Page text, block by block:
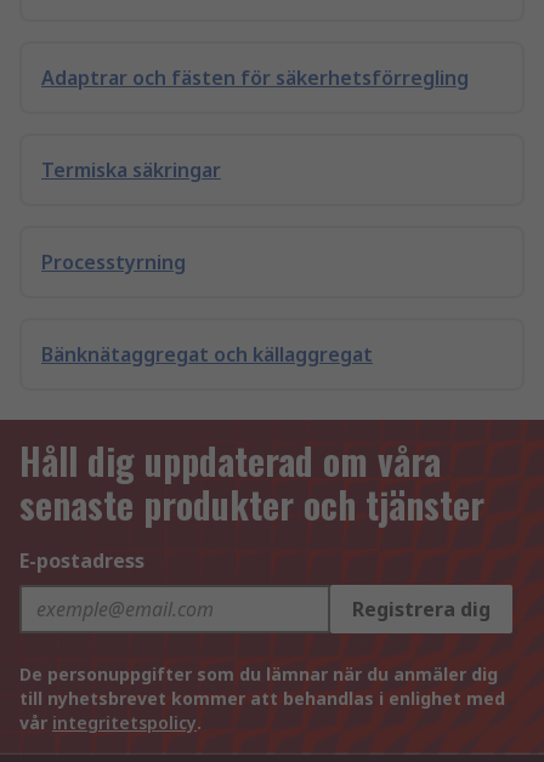
Adaptrar och fästen för säkerhetsförregling
Termiska säkringar
Processtyrning
Bänknätaggregat och källaggregat
Håll dig uppdaterad om våra
senaste produkter och tjänster
E-postadress
Registrera dig
De personuppgifter som du lämnar när du anmäler dig
till nyhetsbrevet kommer att behandlas i enlighet med
vår integritetspolicy.